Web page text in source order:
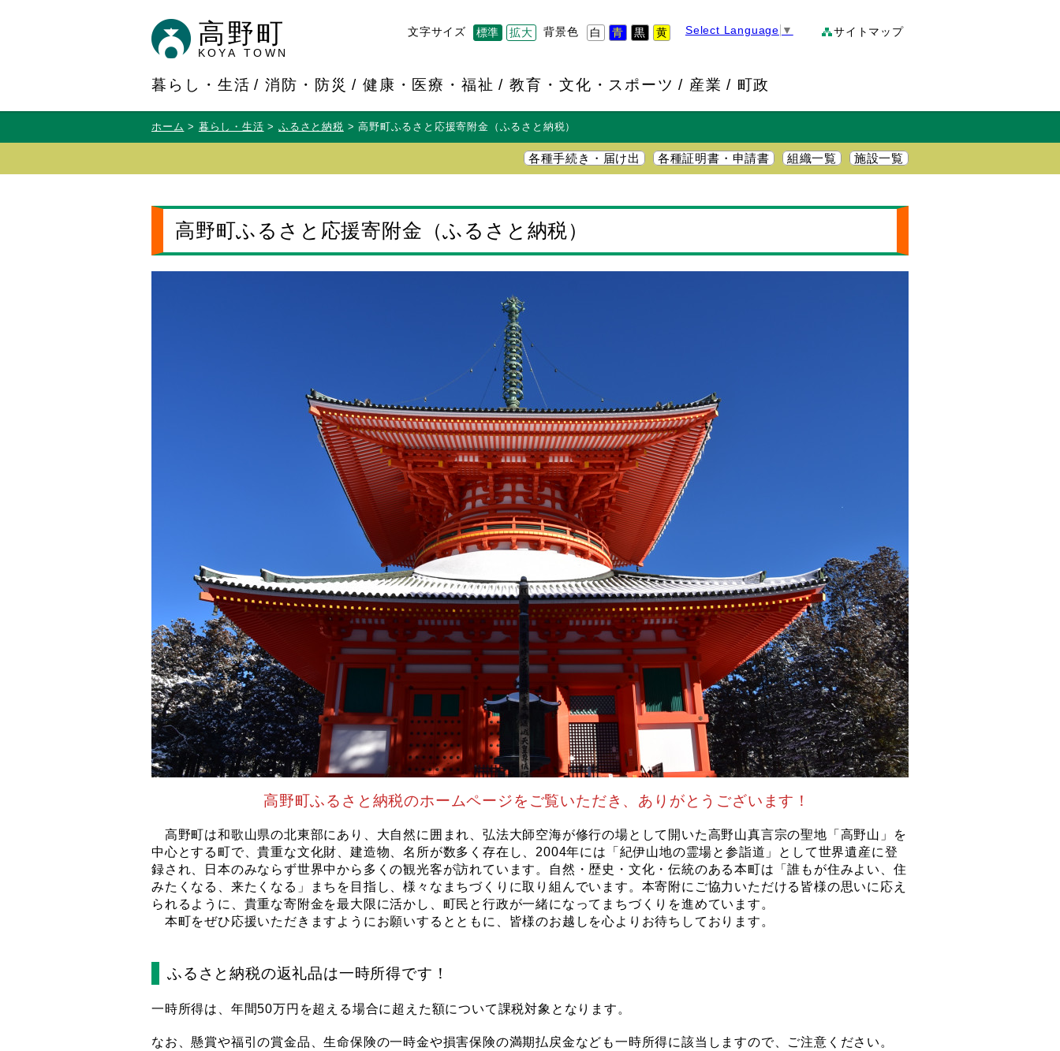
高野町
KOYA TOWN
サイトマップ
Select Language ▼
背景色 白 青 黒 黄
文字サイズ 標準 拡大
暮らし・生活 消防・防災 健康・医療・福祉 教育・文化・スポーツ 産業 町政
ホーム 暮らし・生活 ふるさと納税 高野町ふるさと応援寄附金（ふるさと納税）
各種手続き・届け出 各種証明書・申請書 組織一覧 施設一覧
高野町ふるさと応援寄附金（ふるさと納税）
高野町ふるさと納税のホームページをご覧いただき、ありがとうございます！
高野町は和歌山県の北東部にあり、大自然に囲まれ、弘法大師空海が修行の場として開いた高野山真言宗の聖地「高野山」を
中心とする町で、貴重な文化財、建造物、名所が数多く存在し、2004年には「紀伊山地の霊場と参詣道」として世界遺産に登
録され、日本のみならず世界中から多くの観光客が訪れています。自然・歴史・文化・伝統のある本町は「誰もが住みよい、住
みたくなる、来たくなる」まちを目指し、様々なまちづくりに取り組んでいます。本寄附にご協力いただける皆様の思いに応え
られるように、貴重な寄附金を最大限に活かし、町民と行政が一緒になってまちづくりを進めています。
本町をぜひ応援いただきますようにお願いするとともに、皆様のお越しを心よりお待ちしております。
ふるさと納税の返礼品は一時所得です！
一時所得は、年間50万円を超える場合に超えた額について課税対象となります。
なお、懸賞や福引の賞金品、生命保険の一時金や損害保険の満期払戻金なども一時所得に該当しますので、ご注意ください。